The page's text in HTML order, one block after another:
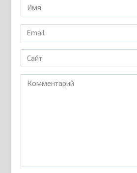
Имя
*
Email
*
Сайт
Комментарий